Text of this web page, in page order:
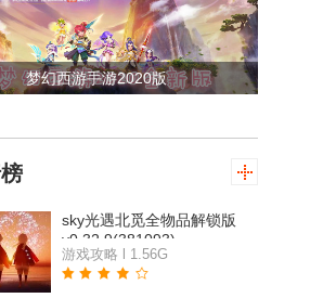
梦幻西游手游2020版
sky光遇北觅全物品解锁版
v0.32.9(381093)
游戏攻略 l 1.56G